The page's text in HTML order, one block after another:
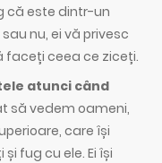
că este dintr-un
nu, ei vă privesc
faceți ceea ce ziceți.
atunci când
să vedem oameni,
care își
fug cu ele. Ei își